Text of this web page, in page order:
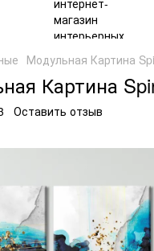
Модульная Картина
Картина
Оставить отзыв